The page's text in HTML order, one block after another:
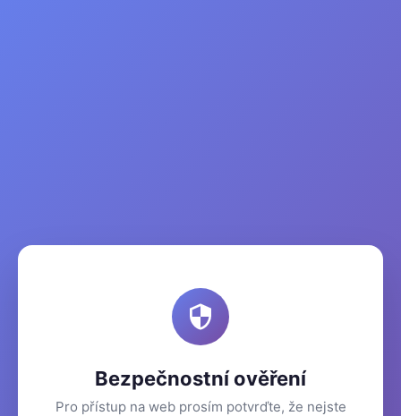
Bezpečnostní ověření
Pro přístup na web prosím potvrďte, že nejste